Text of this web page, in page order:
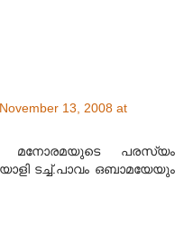
13, 2008 at
മനോരമയുടെ പരസ്യം
ടച്ച്.പാവം ഒബാമയേയും